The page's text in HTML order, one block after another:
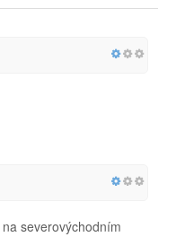
severovýchodním